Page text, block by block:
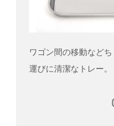
ワゴン間の移動など
運びに清潔なトレー。